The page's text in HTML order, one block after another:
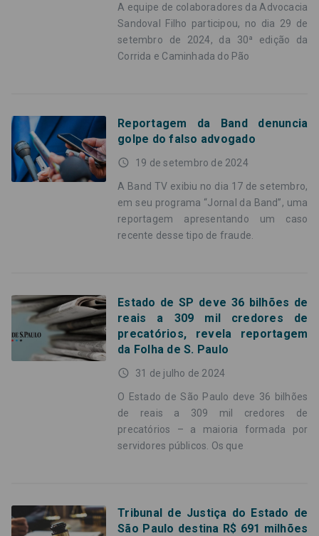
A equipe de colaboradores da Advocacia
Sandoval Filho participou, no dia 29 de
setembro de 2024, da 30ª edição da
Corrida e Caminhada do Pão
Reportagem da Band denuncia
golpe do falso advogado
access_time 19 de setembro de 2024
A Band TV exibiu no dia 17 de setembro,
em seu programa “Jornal da Band”, uma
reportagem apresentando um caso
recente desse tipo de fraude.
Estado de SP deve 36 bilhões de
reais a 309 mil credores de
precatórios, revela reportagem
da Folha de S. Paulo
access_time 31 de julho de 2024
O Estado de São Paulo deve 36 bilhões
de reais a 309 mil credores de
precatórios – a maioria formada por
servidores públicos. Os que
Tribunal de Justiça do Estado de
São Paulo destina R$ 691 milhões